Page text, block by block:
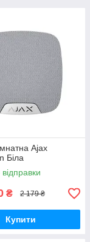
Ajax
Біла
₴ 2 179 ₴
Купити